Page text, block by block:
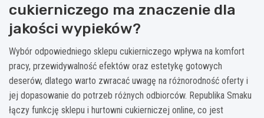
cukierniczego ma znaczenie dla
jakości wypieków?
Wybór odpowiedniego sklepu cukierniczego wpływa na komfort
pracy, przewidywalność efektów oraz estetykę gotowych
deserów, dlatego warto zwracać uwagę na różnorodność oferty i
jej dopasowanie do potrzeb różnych odbiorców. Republika Smaku
łączy funkcję sklepu i hurtowni cukierniczej online, co jest